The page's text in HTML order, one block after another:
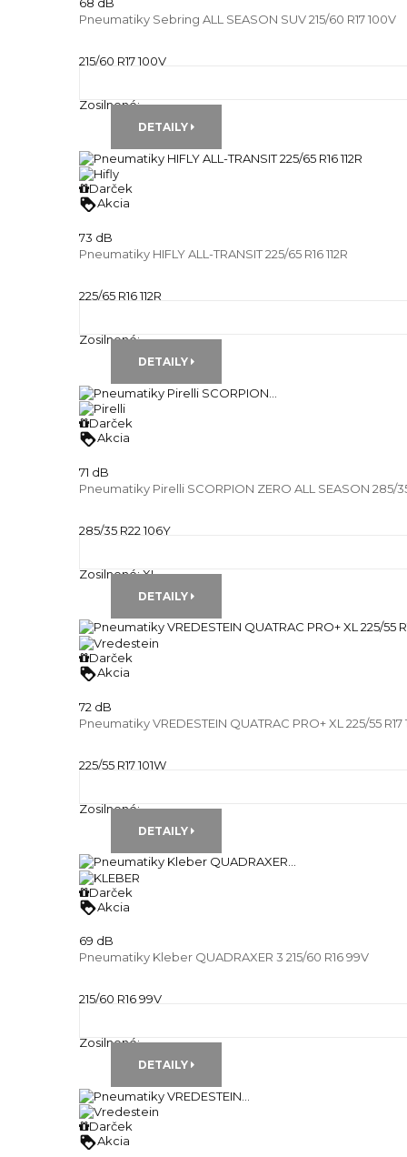
Pneumatiky Sebring ALL SEASON SUV 215/60 R17 100V
215/60 R17 100V
Zosilnené:---
DETAILY
Darček
loyaltyAkcia
73 dB
Pneumatiky HIFLY ALL-TRANSIT 225/65 R16 112R
225/65 R16 112R
Zosilnené:---
DETAILY
Darček
loyaltyAkcia
71 dB
Pneumatiky Pirelli SCORPION ZERO ALL SEASON 285/
285/35 R22 106Y
Zosilnené:XL
DETAILY
Darček
loyaltyAkcia
72 dB
Pneumatiky VREDESTEIN QUATRAC PRO+ XL 225/55 R17
225/55 R17 101W
Zosilnené:---
DETAILY
Darček
loyaltyAkcia
69 dB
Pneumatiky Kleber QUADRAXER 3 215/60 R16 99V
215/60 R16 99V
Zosilnené:---
DETAILY
Darček
loyaltyAkcia